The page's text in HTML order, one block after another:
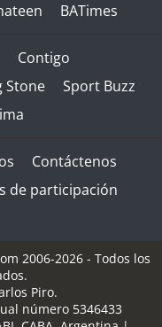
BATimes
Contigo
Stone
Sport Buzz
Contáctenos
de participación
2006-2026 - Todos los
Piro.
número 5346433